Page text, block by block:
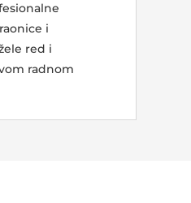
i
red i
radnom